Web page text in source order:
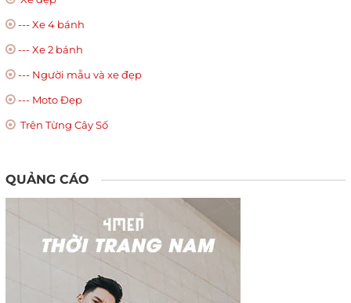
--- Xe 4 bánh
--- Xe 2 bánh
--- Người mẫu và xe đẹp
--- Moto Đẹp
Trên Từng Cây Số
QUẢNG CÁO